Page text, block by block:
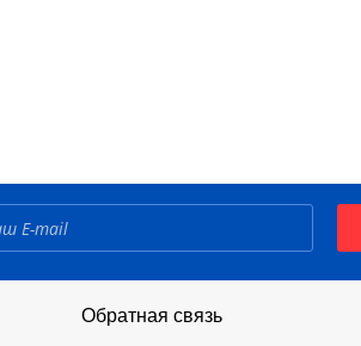
Обратная связь